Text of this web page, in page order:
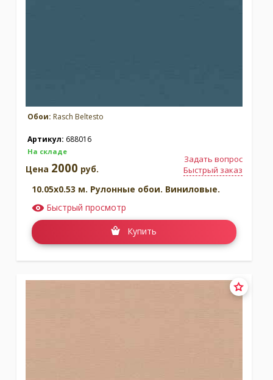
Обои: Rasch Beltesto
Артикул: 688016
На складе
Задать вопрос
Быстрый заказ
Цена 2000 руб.
10.05x0.53 м. Рулонные обои. Виниловые.
Быстрый просмотр
Купить